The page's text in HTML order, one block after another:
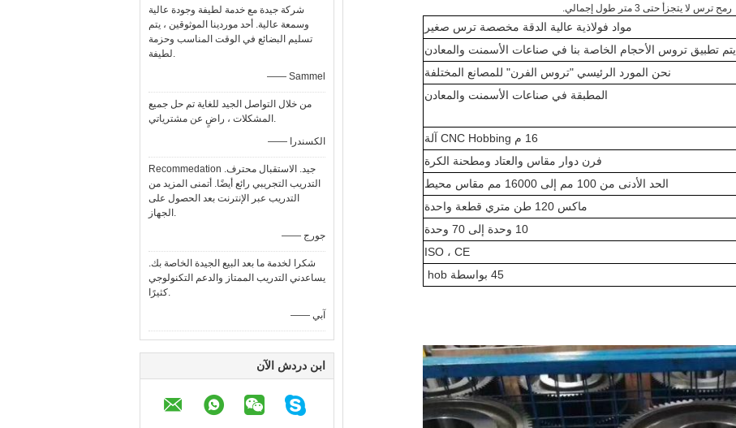
شركة جيدة مع خدمة لطيفة وجودة عالية
وسمعة عالية. أحد موردينا الموثوقين ، يتم
تسليم البضائع في الوقت المناسب وحزمة
لطيفة.
—— Sammel
من خلال التواصل الجيد للغاية تم حل جميع
المشكلات ، راضٍ عن مشترياتي.
—— الكسندرا
Recommedation جيد. الاستقبال محترف.
التدريب التجريبي رائع أيضًا. أتمنى المزيد من
التدريب عبر الإنترنت بعد الحصول على
الجهاز.
—— جورج
شكرا لخدمة ما بعد البيع الجيدة الخاصة بك.
يساعدني التدريب الممتاز والدعم التكنولوجي
كثيرًا.
—— آبي
ابن دردش الآن
رمح ترس لا يتجزأ حتى 3 متر طول إجمالي.
مواد فولاذية عالية الدقة مخصصة ترس صغير
يتم تطبيق تروس الأحجام الخاصة بنا في صناعات الأسمنت والمعادن
نحن المورد الرئيسي "تروس الفرن" للمصانع المختلفة
المطبقة في صناعات الأسمنت والمعادن
16 م CNC Hobbing آلة
فرن دوار مقاس والعتاد ومطحنة الكرة
الحد الأدنى من 100 مم إلى 16000 مم مقاس محيط
ماكس 120 طن متري قطعة واحدة
10 وحدة إلى 70 وحدة
ISO ، CE
45 بواسطة hob